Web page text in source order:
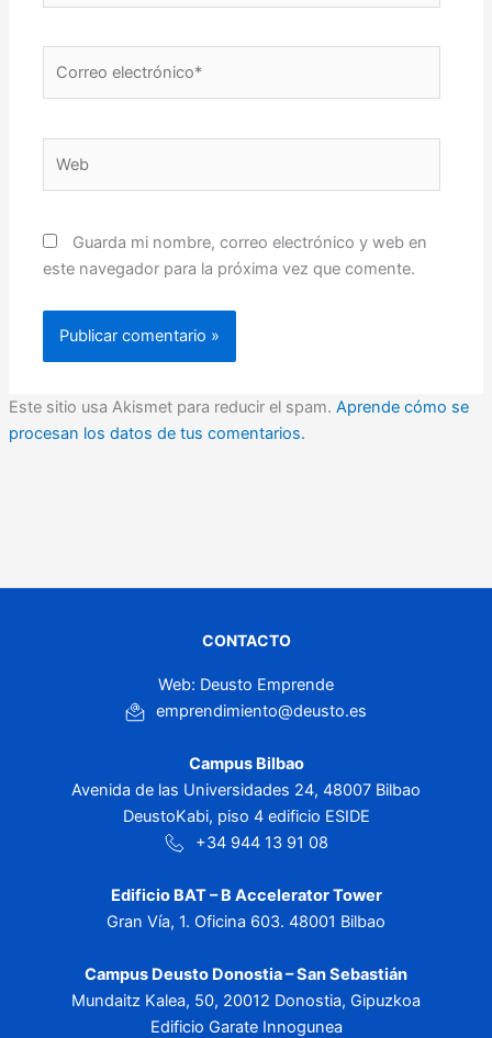
Guarda mi nombre, correo electrónico y web en
este navegador para la próxima vez que comente.
Este sitio usa Akismet para reducir el spam. Aprende cómo se
procesan los datos de tus comentarios.
CONTACTO
Web: Deusto Emprende
emprendimiento@deusto.es
Campus Bilbao
Avenida de las Universidades 24, 48007 Bilbao
DeustoKabi, piso 4 edificio ESIDE
+34 944 13 91 08
Edificio BAT – B Accelerator Tower
Gran Vía, 1. Oficina 603. 48001 Bilbao
Campus Deusto Donostia – San Sebastián
Mundaitz Kalea, 50, 20012 Donostia, Gipuzkoa
Edificio Garate Innogunea